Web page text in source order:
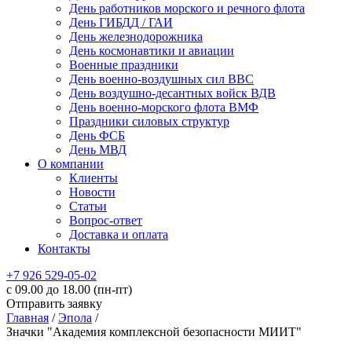
День работников морского и речного флота
День ГИБДД / ГАИ
День железнодорожника
День космонавтики и авиации
Военные праздники
День военно-воздушных сил ВВС
День воздушно-десантных войск ВДВ
День военно-морского флота ВМФ
Праздники силовых структур
День ФСБ
День МВД
О компании
Клиенты
Новости
Статьи
Вопрос-ответ
Доставка и оплата
Контакты
+7 926 529-05-02
c 09.00 до 18.00 (пн-пт)
Отправить заявку
Главная /Эпола /
Значки "Академия комплексной безопасности МИИТ"